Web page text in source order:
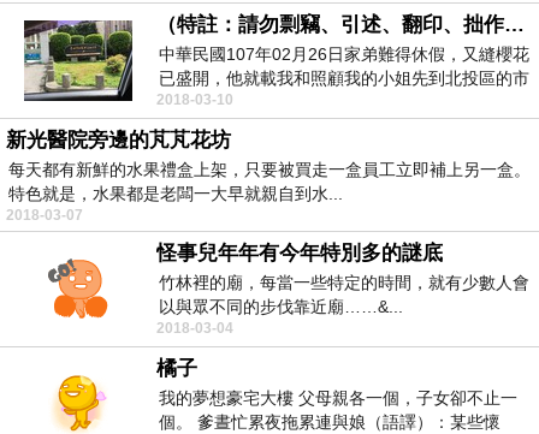
（特註：請勿剽竊、引述、翻印、拙作。否則台長保留法律一切權利）
中華民國107年02月26日家弟難得休假，又縫櫻花
已盛開，他就載我和照顧我的小姐先到北投區的市
立復興...
2018-03-10
新光醫院旁邊的芃芃花坊
每天都有新鮮的水果禮盒上架，只要被買走一盒員工立即補上另一盒。
特色就是，水果都是老闆一大早就親自到水...
2018-03-07
怪事兒年年有今年特別多的謎底
竹林裡的廟，每當一些特定的時間，就有少數人會
以與眾不同的步伐靠近廟……&...
2018-03-04
橘子
我的夢想豪宅大樓 父母親各一個，子女卻不止一
個。 爹晝忙累夜拖累連與娘（語譯）：某些懷